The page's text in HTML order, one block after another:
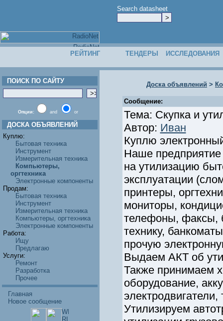
Search datasheet
РЕЙТИНГ ТЕНДЕРЫ ИССЛЕДОВАНИЯ
ПОИСК ПО САЙТУ
Опции: and or
ДОСКА ОБЪЯВЛЕНИЙ
Куплю:
Бытовая техника
Инструмент
Измерительная техника
Компьютеры,
оргтехника
Электронные компоненты
Продам:
Бытовая техника
Инструмент
Измерительная техника
Компьютеры, оргтехника
Электронные компоненты
Работа:
Ищу
Предлагаю
Услуги:
Ремонт
Разработка
Прочее
Главная
Новое сообщение
Доска объявлений >
Сообщение:
Тема: Скупка и
Автор: Иван
Куплю
Наше предприятие
на утилизацию
эксплуатации
принтеры,
мониторы,
телефоны, факсы,
технику,
прочую
Выдаем АКТ об
Также принимаем
оборудование,
Утилизируем